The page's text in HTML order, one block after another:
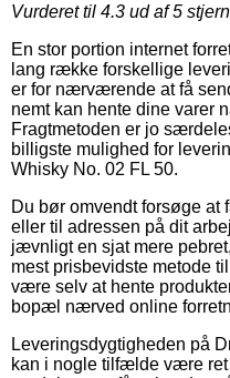
Vurderet til 4.3 ud af 5
En stor portion internet
lang række forskellige
er for nærværende at få
nemt kan hente dine varer
Fragtmetoden er jo
billigste mulighed for
Whisky No. 02 FL 50.
Du bør omvendt forsøge at
eller til adressen på dit
jævnligt en sjat mere
mest prisbevidste metode
være selv at hente
bopæl nærved online
Leveringsdygtigheden på
kan i nogle tilfælde være